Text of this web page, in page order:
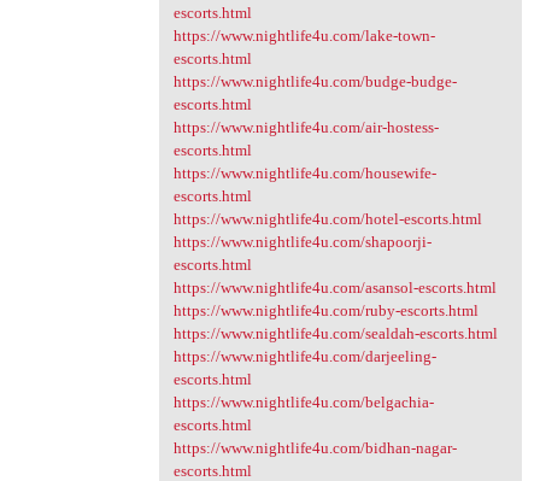
escorts.html
https://www.nightlife4u.com/lake-town-
escorts.html
https://www.nightlife4u.com/budge-budge-
escorts.html
https://www.nightlife4u.com/air-hostess-
escorts.html
https://www.nightlife4u.com/housewife-
escorts.html
https://www.nightlife4u.com/hotel-escorts.html
https://www.nightlife4u.com/shapoorji-
escorts.html
https://www.nightlife4u.com/asansol-escorts.html
https://www.nightlife4u.com/ruby-escorts.html
https://www.nightlife4u.com/sealdah-escorts.html
https://www.nightlife4u.com/darjeeling-
escorts.html
https://www.nightlife4u.com/belgachia-
escorts.html
https://www.nightlife4u.com/bidhan-nagar-
escorts.html